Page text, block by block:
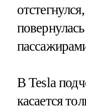
В Tesla
касается